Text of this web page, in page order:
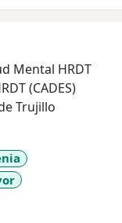
Mental HRDT
(CADES)
Trujillo